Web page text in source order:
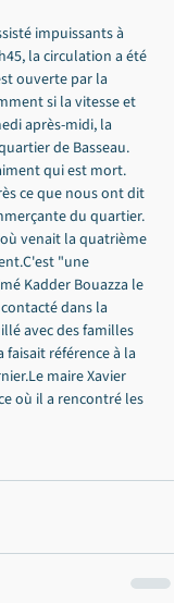
impuissants à
la circulation a été
ouverte par la
si la vitesse et
après-midi, la
de Basseau.
qui est mort.
ce que nous ont dit
du quartier.
venait la quatrième
"une
Kadder Bouazza le
dans la
avec des familles
faisait référence à la
maire Xavier
où il a rencontré les